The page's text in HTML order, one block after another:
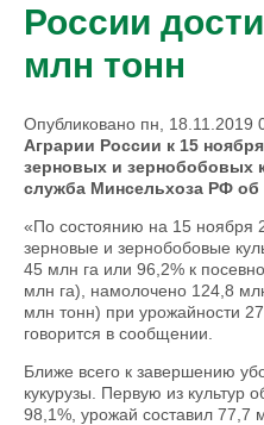
России
млн тонн
Опубликовано пн, 18.11.2019
Аграрии России к 15
зерновых и зернобобовых
служба Минсельхоза РФ об
«По состоянию на 15 ноября
зерновые и зернобобовые
45 млн га или 96,2% к
млн га), намолочено 124,8
млн тонн) при урожайности
говорится в сообщении.
Ближе всего к завершению
кукурузы. Первую из культур
98,1%, урожай составил 77,7